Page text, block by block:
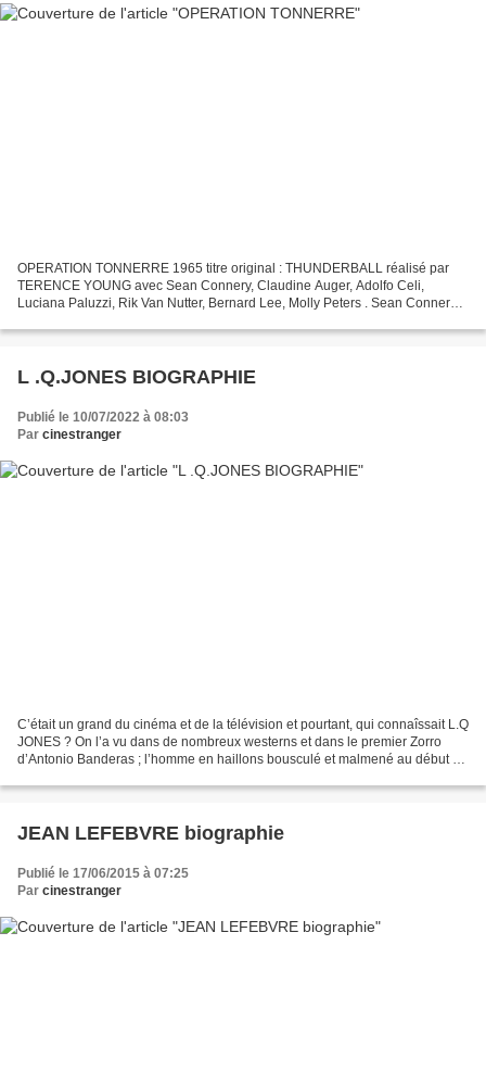
OPERATION TONNERRE 1965 titre original : THUNDERBALL réalisé par
TERENCE YOUNG avec Sean Connery, Claudine Auger, Adolfo Celi,
Luciana Paluzzi, Rik Van Nutter, Bernard Lee, Molly Peters . Sean Connery
L .Q.JONES BIOGRAPHIE
Publié le 10/07/2022 à 08:03
Par cinestranger
C’était un grand du cinéma et de la télévision et pourtant, qui connaîssait L.Q
JONES ? On l’a vu dans de nombreux westerns et dans le premier Zorro
d’Antonio Banderas ; l’homme en haillons bousculé et malmené au début du
JEAN LEFEBVRE biographie
Publié le 17/06/2015 à 07:25
Par cinestranger